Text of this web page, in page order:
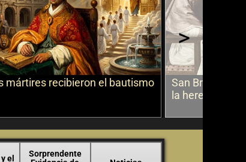
mártires recibieron el bautismo
San Bruno
la herejía
>
el
Sorprendente